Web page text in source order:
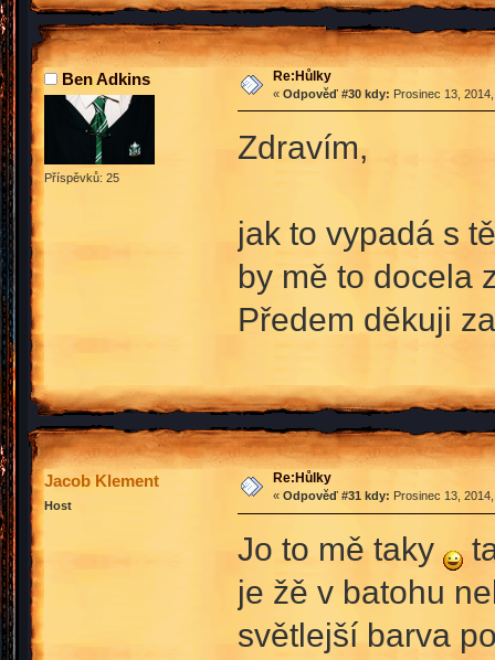
Ben Adkins
Příspěvků: 25
Re:Hůlky
« Odpověď #30 kdy: Prosinec 13,
Zdravím,
jak to vypadá s
by mě to
Předem děkuji
Jacob Klement
Host
Re:Hůlky
« Odpověď #31 kdy: Prosinec 13,
Jo to mě taky
je žě v batohu
světlejší barva